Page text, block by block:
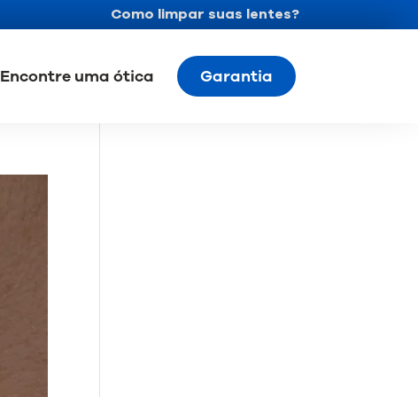
Como limpar suas lentes?
Encontre uma ótica Garantia